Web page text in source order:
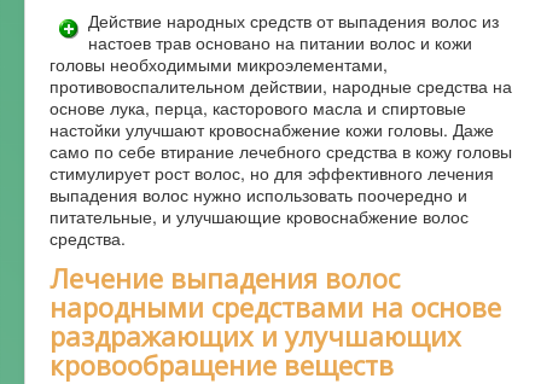
Действие народных средств от выпадения волос из
настоев трав основано на питании волос и кожи
головы необходимыми микроэлементами,
противовоспалительном действии, народные средства на
основе лука, перца, касторового масла и спиртовые
настойки улучшают кровоснабжение кожи головы. Даже
само по себе втирание лечебного средства в кожу головы
стимулирует рост волос, но для эффективного лечения
выпадения волос нужно использовать поочередно и
питательные, и улучшающие кровоснабжение волос
средства.
Лечение выпадения волос
народными средствами на основе
раздражающих и улучшающих
кровообращение веществ